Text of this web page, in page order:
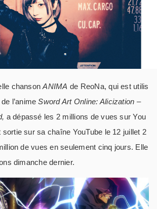
chansonANIMA de ReoNa, qui est utilis
l’animeSword Art Online: Alicization –
a dépassé les 2 millions de vues sur You
sortie sur sa chaîne YouTube le 12 juillet 2
de vues en seulement cinq jours. Elle
dimanche dernier.